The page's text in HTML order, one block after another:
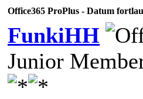
Office365 ProPlus - Datum
FunkiHH
Junior